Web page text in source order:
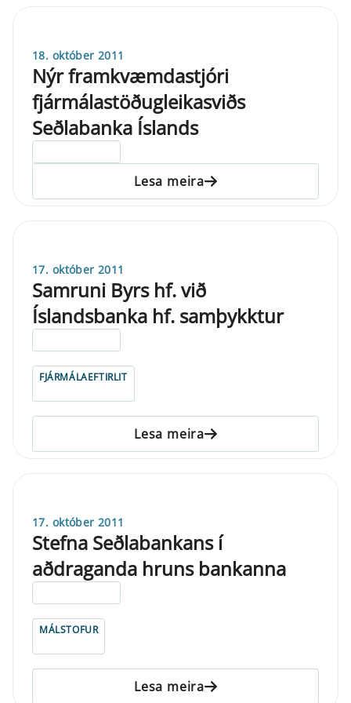
18. október 2011
Nýr framkvæmdastjóri
fjármálastöðugleikasviðs
Seðlabanka Íslands
Lesa meira
17. október 2011
Samruni Byrs hf. við
Íslandsbanka hf. samþykktur
FJÁRMÁLAEFTIRLIT
Lesa meira
17. október 2011
Stefna Seðlabankans í
aðdraganda hruns bankanna
MÁLSTOFUR
Lesa meira